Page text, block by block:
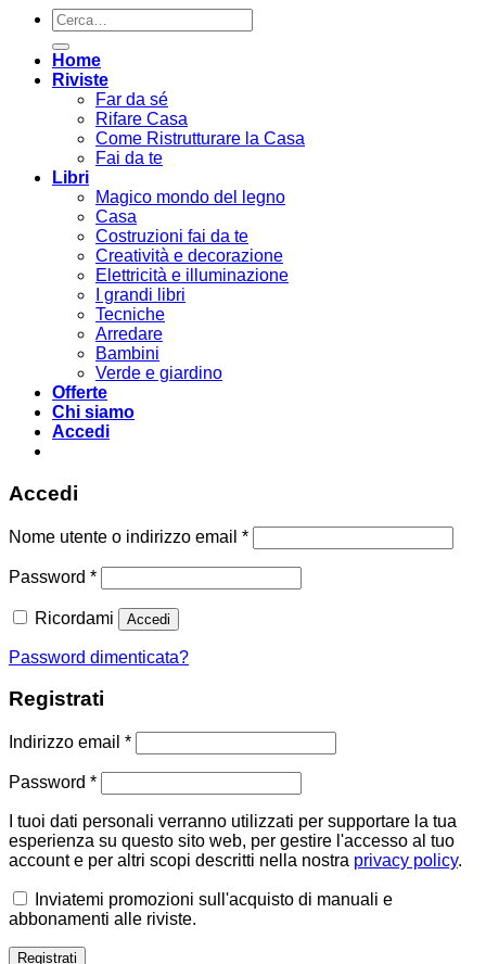
Cerca:
Home
Riviste
Far da sé
Rifare Casa
Come Ristrutturare la Casa
Fai da te
Libri
Magico mondo del legno
Casa
Costruzioni fai da te
Creatività e decorazione
Elettricità e illuminazione
I grandi libri
Tecniche
Arredare
Bambini
Verde e giardino
Offerte
Chi siamo
Accedi
Accedi
Nome utente o indirizzo email *Richiesto
Password *Richiesto
Ricordami Accedi
Password dimenticata?
Registrati
Indirizzo email *Richiesto
Password *Richiesto
I tuoi dati personali verranno utilizzati per supportare la tua
esperienza su questo sito web, per gestire l'accesso al tuo
account e per altri scopi descritti nella nostra privacy policy.
Inviatemi promozioni sull'acquisto di manuali e
abbonamenti alle riviste.
Registrati